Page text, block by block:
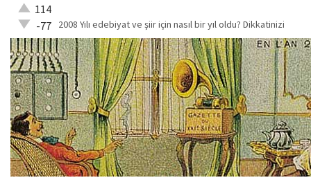
Çok iyi!114
O kadar
iyi değil!
-77 2008 Yılı edebiyat ve şiir için nasıl bir yıl oldu? Dikkatinizi